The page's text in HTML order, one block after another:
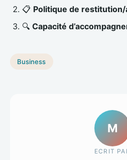
📋 Politique de
🔍 Capacité
Business
M
ECRIT